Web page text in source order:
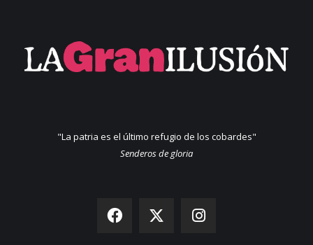
"La patria es el último refugio de los cobardes"
Senderos de gloria